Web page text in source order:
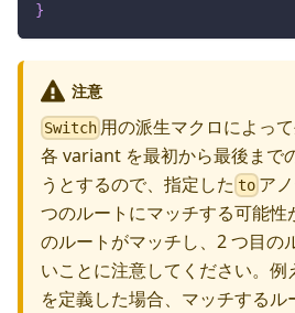
}
注意
Switch 用の派生マクロによっ
各 variant を最初から最後まで
うとするので、指定した to ア
つのルートにマッチする可能性
のルートがマッチし、2 つ目の
いことに注意してください。例
を定義した場合、マッチするル